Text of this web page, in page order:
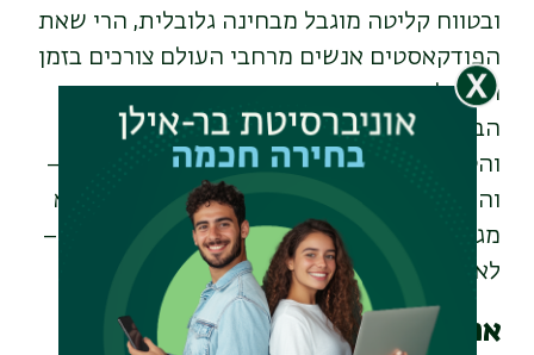
ובטווח קליטה מוגבל מבחינה גלובלית, הרי שאת
הפודקאסטים אנשים מרחבי העולם צורכים בזמן
הנוח להם ביותר – בזמן נהיגה, בעת ניקיון
הבית, במהלך אימון ספורט או בדרך הישנה
והטובה: ברביצה נינוחה בסלון. כל אחד ואחת –
והרגלי הפודקאסט שלהם. יתרון גדול נוסף הוא
מגוון אפשרויות צריכת התוכן הבלתי מוגבלות –
לא בזמן ולא במקום.
אפליקציות ואתרי פודקאסטים